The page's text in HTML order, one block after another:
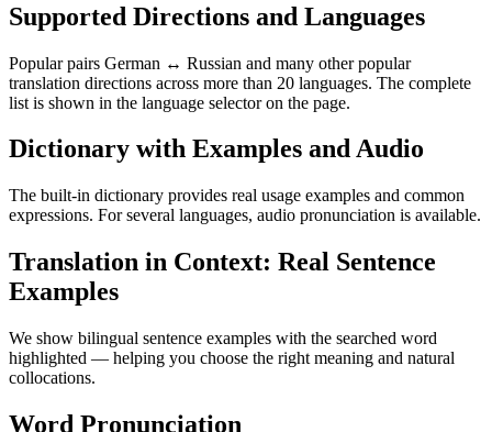
Supported Directions and Languages
Popular pairs German ↔ Russian and many other popular
translation directions across more than 20 languages. The complete
list is shown in the language selector on the page.
Dictionary with Examples and Audio
The built-in dictionary provides real usage examples and common
expressions. For several languages, audio pronunciation is available.
Translation in Context: Real Sentence
Examples
We show bilingual sentence examples with the searched word
highlighted — helping you choose the right meaning and natural
collocations.
Word Pronunciation